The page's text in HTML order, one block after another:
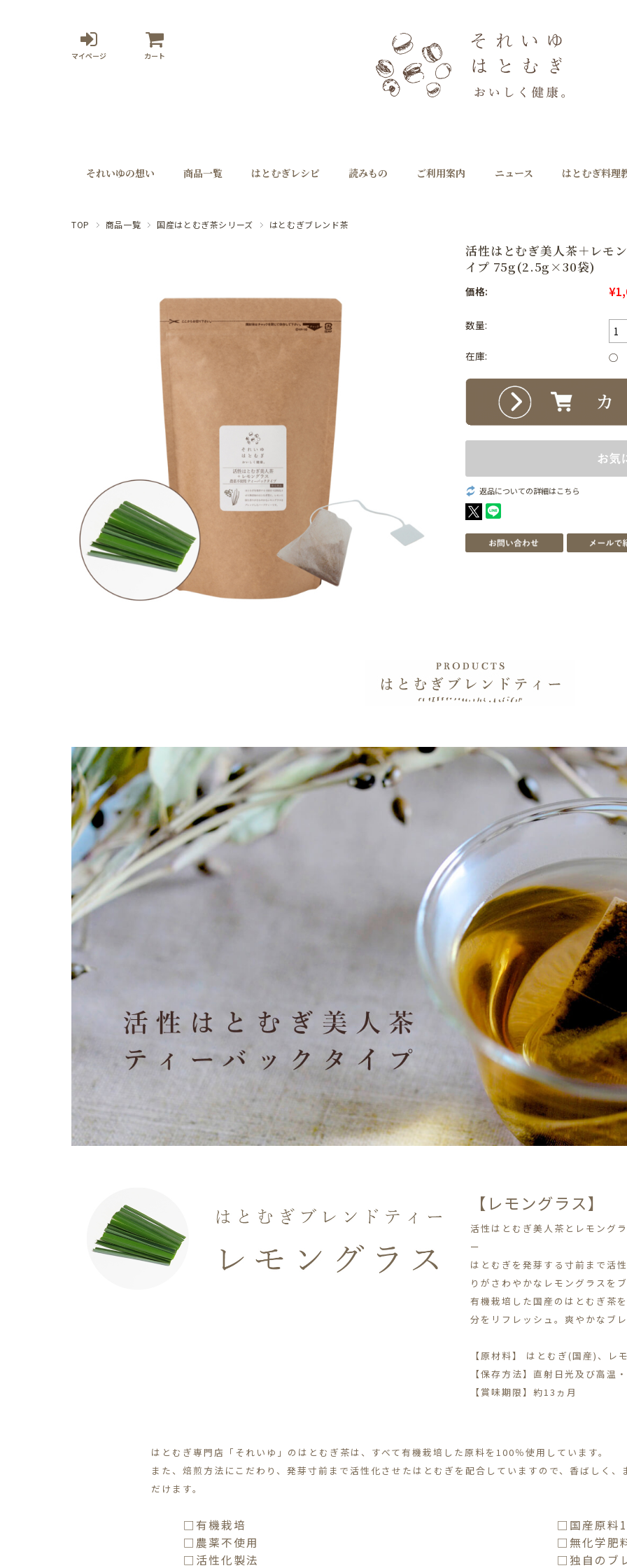
マイページ カート
それいゆの想い 商品一覧 はとむぎレシピ 読みもの ご利用案内 ニュース はとむぎ料理
TOP 商品一覧 国産はとむぎ茶シリーズ はとむぎブレンド茶
活性はとむぎ美人茶＋レモ
イプ 75g(2.5g×30袋)
価格:
数量:
在庫: ○
返品についての詳細はこちら
【レモングラス】
活性はとむぎ美人茶とレモング
ー
はとむぎを発芽する寸前まで活
りがさわやかなレモングラスを
有機栽培した国産のはとむぎ茶
分をリフレッシュ。爽やかなブ
【原材料】 はとむぎ(国産)、レ
【保存方法】直射日光及び高温
【賞味期限】約13ヵ月
はとむぎ専門店「それいゆ」のはとむぎ茶は、すべて有機栽培した原料を100％使用しています。
また、焙煎方法にこだわり、発芽寸前まで活性化させたはとむぎを配合していますので、香ばしく
だけます。
□有機栽培
□農薬不使用
□活性化製法
□国産原料
□無化学肥
□独自のブ